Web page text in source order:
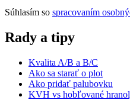
Súhlasím so spracovaním
Rady a tipy
Kvalita A/B a B/C
Ako sa starať o plot
Ako pridať palubovku
KVH vs hobľované